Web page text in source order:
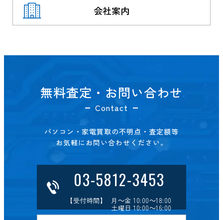
会社案内
無料査定・お問い合わせ
Contact
パソコン・家電買取の不明点・査定額等
お気軽にお問い合わせください。
03-5812-3453
【受付時間】 月～金 10:00～18:00
土曜日 10:00～16:00